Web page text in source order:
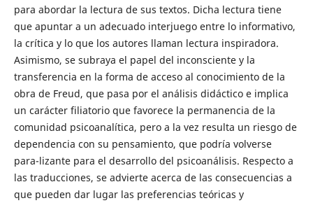
para abordar la lectura de sus textos. Dicha lectura tiene
que apuntar a un adecuado interjuego entre lo informativo,
la crítica y lo que los autores llaman lectura inspiradora.
Asimismo, se subraya el papel del inconsciente y la
transferencia en la forma de acceso al conocimiento de la
obra de Freud, que pasa por el análisis didáctico e implica
un carácter filiatorio que favorece la permanencia de la
comunidad psicoanalítica, pero a la vez resulta un riesgo de
dependencia con su pensamiento, que podría volverse
para-lizante para el desarrollo del psicoanálisis. Respecto a
las traducciones, se advierte acerca de las consecuencias a
que pueden dar lugar las preferencias teóricas y